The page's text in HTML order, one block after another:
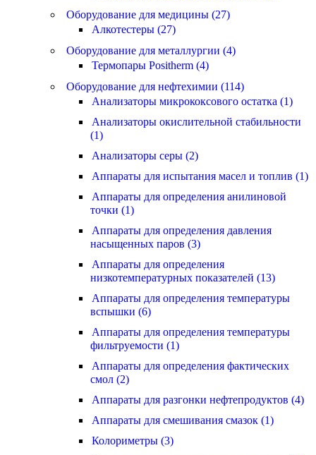
Оборудование для медицины (27)
Алкотестеры (27)
Оборудование для металлургии (4)
Термопары Positherm (4)
Оборудование для нефтехимии (114)
Анализаторы микрококсового остатка (1)
Анализаторы окислительной стабильности
(1)
Анализаторы серы (2)
Аппараты для испытания масел и топлив (1)
Аппараты для определения анилиновой
точки (1)
Аппараты для определения давления
насыщенных паров (3)
Аппараты для определения
низкотемпературных показателей (13)
Аппараты для определения температуры
вспышки (6)
Аппараты для определения температуры
фильтруемости (1)
Аппараты для определения фактических
смол (2)
Аппараты для разгонки нефтепродуктов (4)
Аппараты для смешивания смазок (1)
Колориметры (3)